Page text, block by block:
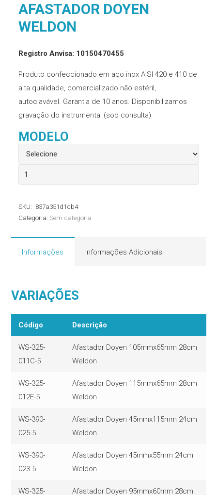
AFASTADOR DOYEN
WELDON
Registro Anvisa: 10150470455
Produto confeccionado em aço inox AISI 420 e 410 de
alta qualidade, comercializado não estéril,
autoclavável. Garantia de 10 anos. Disponibilizamos
gravação do instrumental (sob consulta).
MODELO
Afastador
Doyen
quantidade
SKU: 837a351d1cb4
Categoria: Sem categoria
Informações Informações Adicionais
VARIAÇÕES
Código Descrição
WS-325-
011C-5
Afastador Doyen 105mmx65mm 28cm
Weldon
WS-325-
012E-5
Afastador Doyen 115mmx65mm 28cm
Weldon
WS-390-
025-5
Afastador Doyen 45mmx115mm 24cm
Weldon
WS-390-
023-5
Afastador Doyen 45mmx55mm 24cm
Weldon
WS-325-
Afastador Doyen 95mmx60mm 28cm